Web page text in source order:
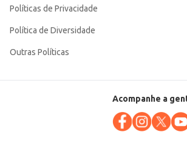
Políticas de Privacidade
Política de Diversidade
Outras Políticas
Acompanhe a